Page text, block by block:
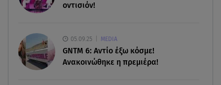
07.08.26 , 21:50οντισιόν!
05.09.25 MEDIA
GNTM 6: Αντίο έξω κόσμε!
Ανακοινώθηκε η πρεμιέρα!